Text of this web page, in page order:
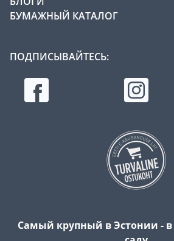
БУМАЖНЫЙ КАТАЛОГ
ПОДПИСЫВАЙТЕСЬ:
Самый крупный в Эстонии -